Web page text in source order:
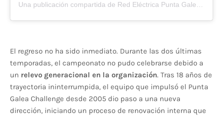
Una publicación compartida de Red Eléctrica Punta Galea Challenge (@puntagaleachallenge)
El regreso no ha sido inmediato. Durante las dos últimas
temporadas, el campeonato no pudo celebrarse debido a
un relevo generacional en la organización. Tras 18 años de
trayectoria ininterrumpida, el equipo que impulsó el Punta
Galea Challenge desde 2005 dio paso a una nueva
dirección, iniciando un proceso de renovación interna que